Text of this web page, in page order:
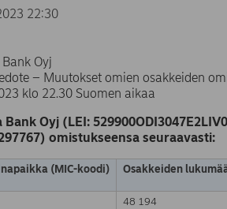
22:30
Oyj
– Muutokset omien osakkeiden
klo 22.30 Suomen aikaa
Bank Oyj (LEI:
omistukseensa seuraavasti:
(MIC-koodi) Osakkeiden
48 194